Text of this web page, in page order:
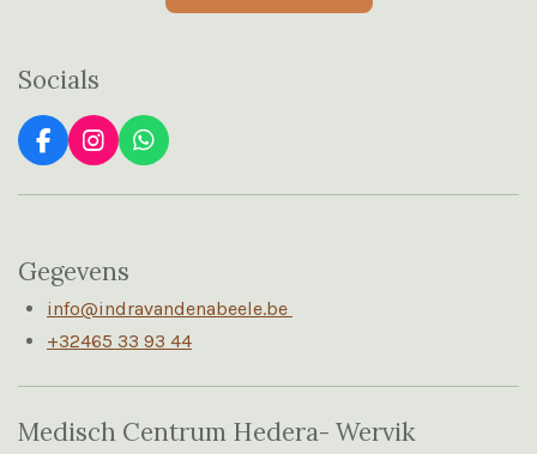
Socials
F
a
c
o
o
k
I
n
s
g
r
a
m
W
h
a
p
Gegevens
info@indravandenabeele.be
+32465 33 93 44
Medisch Centrum Hedera- Wervik